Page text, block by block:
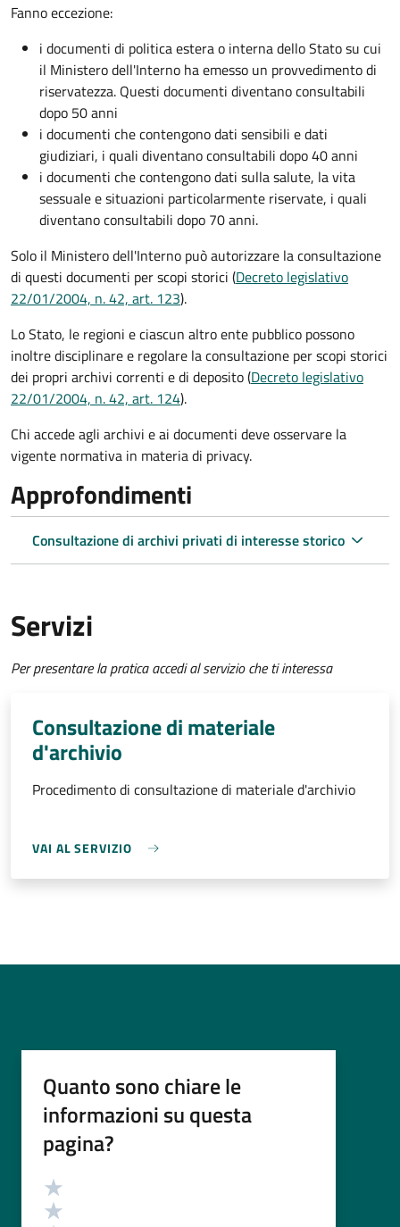
Fanno eccezione:
i documenti di politica estera o interna dello Stato su cui
il Ministero dell'Interno ha emesso un provvedimento di
riservatezza. Questi documenti diventano consultabili
dopo 50 anni
i documenti che contengono dati sensibili e dati
giudiziari, i quali diventano consultabili dopo 40 anni
i documenti che contengono dati sulla salute, la vita
sessuale e situazioni particolarmente riservate, i quali
diventano consultabili dopo 70 anni.
Solo il Ministero dell'Interno può autorizzare la consultazione
di questi documenti per scopi storici (Decreto legislativo
22/01/2004, n. 42, art. 123).
Lo Stato, le regioni e ciascun altro ente pubblico possono
inoltre disciplinare e regolare la consultazione per scopi storici
dei propri archivi correnti e di deposito (Decreto legislativo
22/01/2004, n. 42, art. 124).
Chi accede agli archivi e ai documenti deve osservare la
vigente normativa in materia di privacy.
Approfondimenti
Consultazione di archivi privati di interesse storico
Servizi
Per presentare la pratica accedi al servizio che ti interessa
Consultazione di materiale
d'archivio
Procedimento di consultazione di materiale d'archivio
VAI AL SERVIZIO
Quanto sono chiare le
informazioni su questa
pagina?
Valutazione